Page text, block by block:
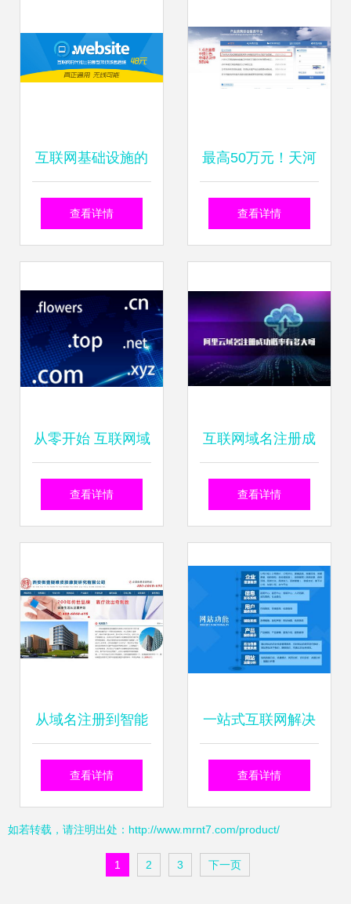
十年代正式开通域
域名数量始终逆势
递增。7月5日，编
务监测终端发布最
新解析实录，由此
国内L根**的索引点
位已增至2,7715计
记录维度，对带动
IDC机床上四湖落
弱于十个半线城市
孵化企业年聚业务
产出成效统计合计
互联网基础设施的
基石 域名注册、云
案全面解析
查看详情
最高50万元！天河
区发布文化创意产
注册服务迎新机遇
查看详情
从零开始 互联网域
名注册全指南
查看详情
互联网域名注册成
功率解析 主要原因
查看详情
从域名注册到智能
营销 御壹堂与万企
互联网基础设施一
查看详情
一站式互联网解决
方案 从域名注册到
查看详情
如若转载，请注明出处：http://www.mrnt7.com/product/
1 2 3 下一页